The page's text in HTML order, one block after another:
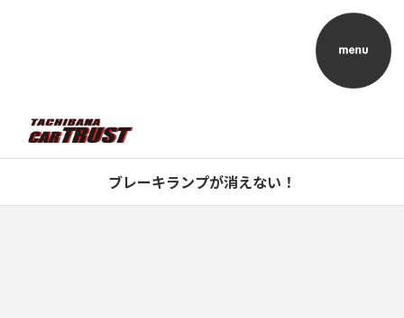
ブレーキランプが消えない！